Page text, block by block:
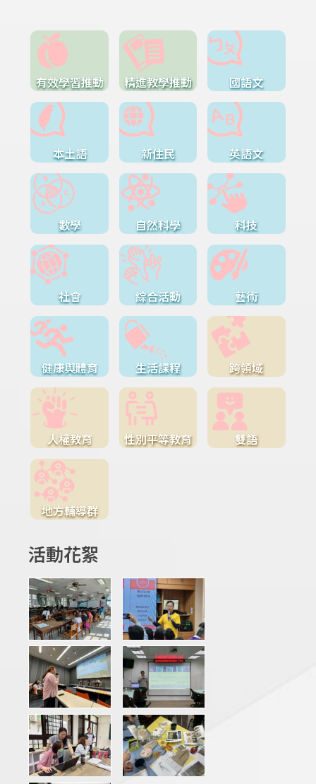
有效學習推動 精進教學推動 國語文
本土語 新住民 英語文
數學 自然科學 科技
社會 綜合活動 藝術
健康與體育 生活課程 跨領域
人權教育 性別平等教育 雙語
地方輔導群
活動花絮